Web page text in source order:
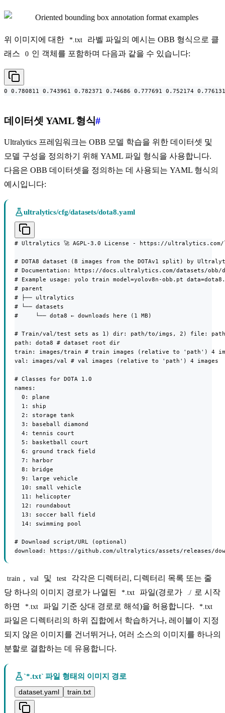
위 이미지에 대한 *.txt
라벨 파일의 예시는 OBB 형식으로 클
래스
0 인 객체를 포함하며 다음과 같을 수 있습니다:
0 0.780811 0.743961 0.782371 0.74686 0.777691 0.752174
데이터셋 YAML 형식#
Ultralytics 프레임워크는 OBB 모델 학습을 위한 데이터셋 및
모델 구성을 정의하기 위해 YAML 파일 형식을 사용합니다.
다음은 OBB 데이터셋을 정의하는 데 사용되는 YAML 형식의
예시입니다:
ultralytics/cfg/datasets/dota8.yaml
# Ultralytics 🚀 AGPL-3.0 License - https://ultralytics.com/
# DOTA8 dataset (8 images from the DOTAv1 split) by
# Documentation: https://docs.ultralytics.com/datasets/obb/
# Example usage: yolo train model=yolov8n-obb.pt
# parent
# ├── ultralytics
# └── datasets
#     └── dota8 ← downloads here (1 MB)
# Train/val/test sets as 1) dir: path/to/imgs, 2) file:
path: dota8 # dataset root dir
train: images/train # train images (relative to 'path') 4
val: images/val # val images (relative to 'path') 4 images
# Classes for DOTA 1.0
names:
  0: plane
  1: ship
  2: storage tank
  3: baseball diamond
  4: tennis court
  5: basketball court
  6: ground track field
  7: harbor
  8: bridge
  9: large vehicle
  10: small vehicle
  11: helicopter
  12: roundabout
  13: soccer ball field
  14: swimming pool
# Download script/URL (optional)
download: https://github.com/ultralytics/assets/releases/
train , val 및 test
각각은 디렉터리, 디렉터리 목록 또는 줄
당 하나의 이미지 경로가 나열된
*.txt 파일(경로가 ./ 로 시작
하면
*.txt 파일 기준 상대 경로로 해석)을 허용합니다. *.txt
파일은 디렉터리의 하위 집합에서 학습하거나, 레이블이 지정
되지 않은 이미지를 건너뛰거나, 여러 소스의 이미지를 하나의
분할로 결합하는 데 유용합니다.
`*.txt` 파일 형태의 이미지 경로
dataset.yaml
train.txt